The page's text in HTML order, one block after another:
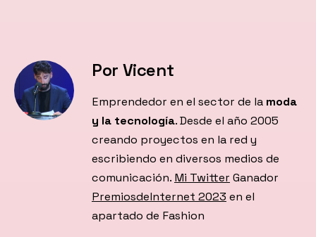
Por Vicent
Emprendedor en el sector de la moda
y la tecnología. Desde el año 2005
creando proyectos en la red y
escribiendo en diversos medios de
comunicación. Mi Twitter Ganador
PremiosdeInternet 2023 en el
apartado de Fashion